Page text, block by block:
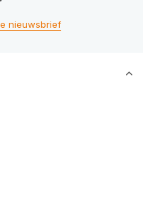
nieuwsbrief